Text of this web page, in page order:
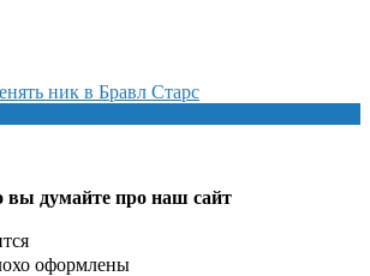
ник в Бравл Старс
вы думайте про наш сайт
оформлены